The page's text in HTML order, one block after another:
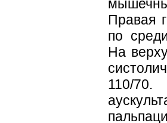
Правая
по
На
110/